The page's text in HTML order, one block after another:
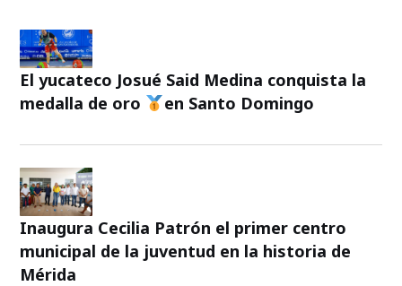
El yucateco Josué Said Medina conquista la
medalla de oro
en Santo Domingo
Inaugura Cecilia Patrón el primer centro
municipal de la juventud en la historia de
Mérida